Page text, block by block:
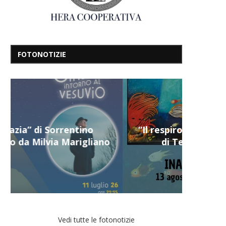
FOTONOTIZIE
“Il respiro del mare”, personale
di Terry Mangiatordi
Vedi tutte le fotonotizie